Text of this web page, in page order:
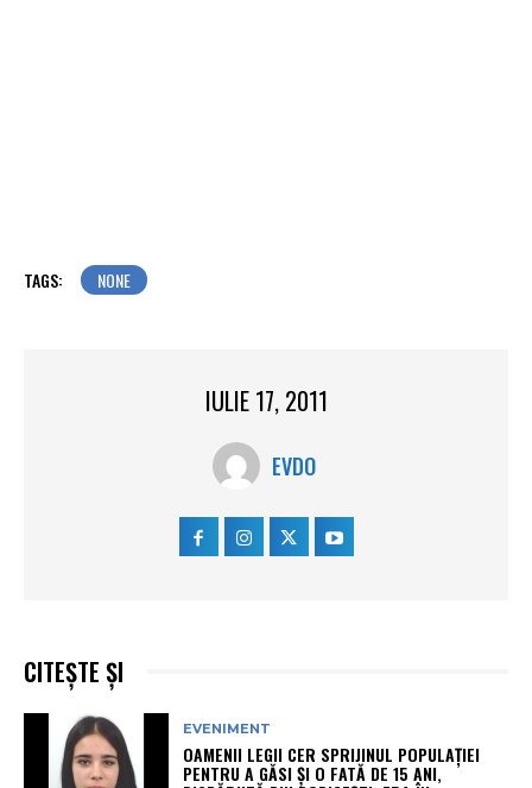
TAGS: NONE
IULIE 17, 2011
EVDO
CITEȘTE ȘI
EVENIMENT
OAMENII LEGII CER SPRIJINUL POPULAȚIEI
PENTRU A GĂSI ȘI O FATĂ DE 15 ANI,